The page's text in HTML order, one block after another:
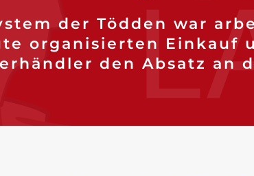
der Tödden war
organisierten Einkauf
den Absatz an